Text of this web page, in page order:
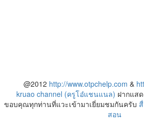
@2012 http://www.otpchelp.com &
kruao channel (ครูโอ๋แชนแนล) ฝากแส
ขอบคุณทุกท่านที่แวะเข้ามาเยี่ยมชมกันครับ
สอน